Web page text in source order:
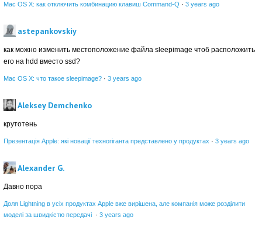
Mac OS X: как отключить комбинацию клавиш Command-Q · 3 years ago
astepankovskiy
как можно изменить местоположение файла sleepimage чтоб расположить
его на hdd вместо ssd?
Mac OS X: что такое sleepimage? · 3 years ago
Aleksey Demchenko
крутотень
Презентація Apple: які новації техногіганта представлено у продуктах · 3 years ago
Alexander G.
Давно пора
Доля Lightning в усіх продуктах Apple вже вирішена, але компанія може розділити
моделі за швидкістю передачі · 3 years ago